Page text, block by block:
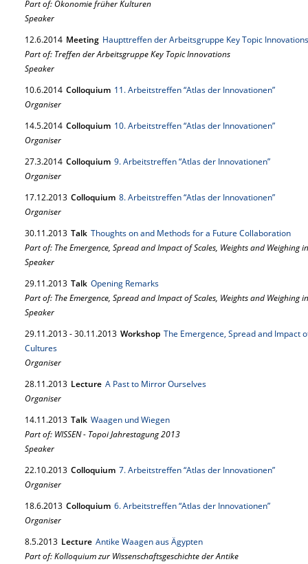
Part of: Ökonomie früher Kulturen
Speaker
12.6.2014 Meeting Haupttreffen der Arbeitsgruppe Key Topic Innovations
Part of: Treffen der Arbeitsgruppe Key Topic Innovations
Speaker
10.6.2014 Colloquium 11. Arbeitstreffen “Atlas der Innovationen”
Organiser
14.5.2014 Colloquium 10. Arbeitstreffen “Atlas der Innovationen”
Organiser
27.3.2014 Colloquium 9. Arbeitstreffen “Atlas der Innovationen”
Organiser
17.12.2013 Colloquium 8. Arbeitstreffen “Atlas der Innovationen”
Organiser
30.11.2013 Talk Thoughts on and Methods for a Future Collaboration
Part of: The Emergence, Spread and Impact of Scales, Weights and Weighing
Speaker
29.11.2013 Talk Opening Remarks
Part of: The Emergence, Spread and Impact of Scales, Weights and Weighing
Speaker
29.11.2013-30.11.2013 Workshop The Emergence, Spread and Impact
Cultures
Organiser
28.11.2013 Lecture A Past to Mirror Ourselves
Organiser
14.11.2013 Talk Waagen und Wiegen
Part of: WISSEN - Topoi Jahrestagung 2013
Speaker
22.10.2013 Colloquium 7. Arbeitstreffen “Atlas der Innovationen”
Organiser
18.6.2013 Colloquium 6. Arbeitstreffen “Atlas der Innovationen”
Organiser
8.5.2013 Lecture Antike Waagen aus Ägypten
Part of: Kolloquium zur Wissenschaftsgeschichte der Antike